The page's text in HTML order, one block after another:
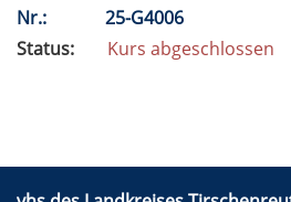
Nr.:
25-G4006
Status:
Kurs abgeschlossen